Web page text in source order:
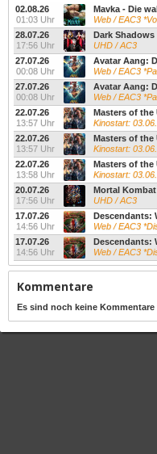
02.08.26
01:03 Uhr
Mavka - Die
Web / EAC3
28.07.26
17:56 Uhr
Dark Shadows
UHD / AC3
27.07.26
00:08 Uhr
Avatar Aang:
Web / EAC3
27.07.26
00:08 Uhr
Avatar Aang:
Web / EAC3
22.07.26
13:57 Uhr
Masters of the
Kinostart:
22.07.26
13:57 Uhr
Masters of the
Kinostart:
22.07.26
13:58 Uhr
Masters of the
Kinostart:
20.07.26
17:56 Uhr
Mortal Kombat
UHD / AC3
17.07.26
14:56 Uhr
Descendants:
Web / EAC3
17.07.26
14:56 Uhr
Descendants:
Web / EAC3
Kommentare
Es sind noch keine Kommentare